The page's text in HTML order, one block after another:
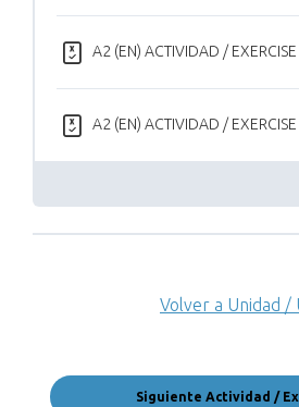
A2 (EN) ACTIVIDAD /
A2 (EN) ACTIVIDAD /
Volver a Unidad /
Siguiente Actividad /